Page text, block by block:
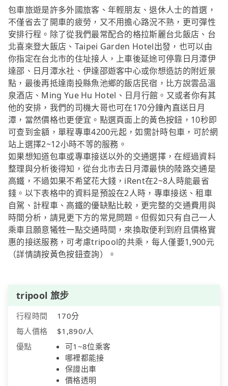
包車旅遊是許多外國旅客、年輕朋友、退休人士的首選，
不僅省去了開車的疲勞，又不用擔心路況不熟，更可彈性
安排行程。除了從我們最常配合的格拉斯麗台北飯店、台
北喜來登大飯店、Taipei Garden Hotel出發，也可以由
你指定在台北市的住址接人，上車後延途可停靠日月潭伊
達邵、日月潭水社、伊達邵遊客中心或你想造訪的附近景
點，最後再抵達南投縣魚池鄉的飯店民宿，比方說雲品溫
泉酒店、Ming Yue Hu Hotel、日月行館。又或者你有其
他的安排，我們的司機大哥也可在170分鐘內直送日月
潭，當然價格也更便宜。點選頁面上的黃色按鈕，10秒即
可查到金額，單程專車4200元起，如需計時包車，可於網
站上選擇2~12小時不等的服務。
如果想知道包車或專車接送以外的交通選擇，在經過資料
整理與分析後得知，從台北市去日月潭最快的陸路交通是
高鐵，不過如果不希望花大錢，iRent在2~8人時能最省
錢。以下表格中的資料是預設在2人時，專車接送、租車
自駕、計程車、高鐵的優缺點比較，更完整的交通費用與
時間分析，請見更下方的常見問題。但假如只有自己一人
乘車且願意犧牲一點交通時間，來換取便利到府且價格實
惠的接送服務，可考慮tripool的共乘，每人僅要1,900元
（詳情請按黃色按鈕查詢）。
tripool 旅步
行程時間
170分
每人價格
$1,890/人
優點
可1~8位乘客
哪裡都能接
保證出車
價格透明